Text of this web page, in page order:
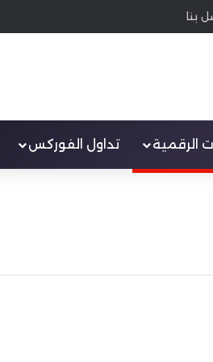
بنا
الرقمية تداول الفوركس